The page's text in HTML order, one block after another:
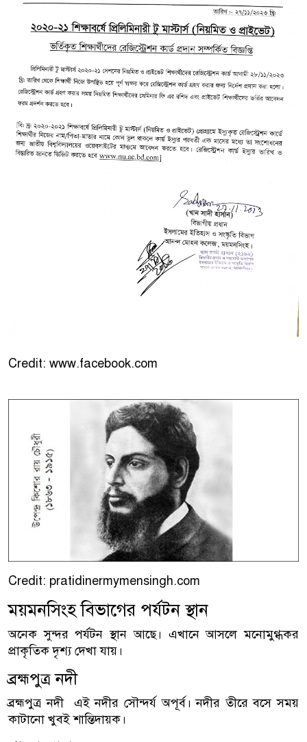
Credit: www.facebook.com
Credit: pratidinermymensingh.com
ময়মনসিংহ বিভাগের পর্যটন স্থান
অনেক সুন্দর পর্যটন স্থান আছে। এখানে আসলে মনোমুগ্ধকর
প্রাকৃতিক দৃশ্য দেখা যায়।
ব্রহ্মপুত্র নদী
ব্রহ্মপুত্র নদী এই নদীর সৌন্দর্য অপূর্ব। নদীর তীরে বসে সময়
কাটানো খুবই শান্তিদায়ক।